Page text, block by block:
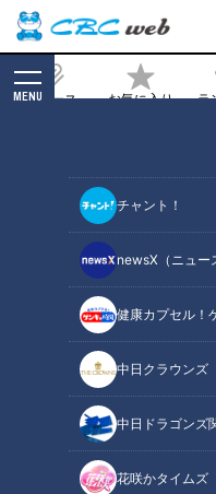
ニュース お気に入り ラ
MENU
チャント！
newsX（ニュー
健康カプセル！
中日クラウンズ
中日ドラゴンズ
花咲かタイムズ